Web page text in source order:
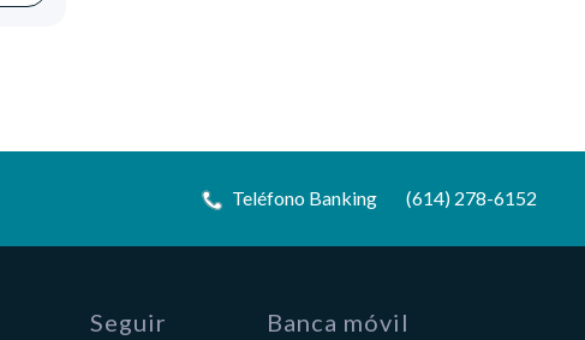
Teléfono Banking (614) 278-6152
Seguir Banca móvil